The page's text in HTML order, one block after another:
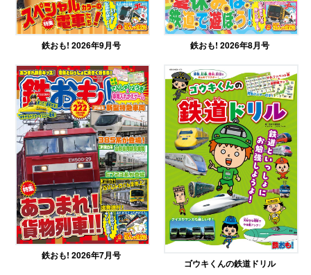
鉄おも! 2026年9月号 鉄おも! 2026年8月号
鉄おも! 2026年7月号
ゴウキくんの鉄道ドリル